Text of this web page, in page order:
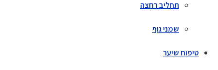
תחליב רחצה
שמני גוף
טיפוח שיער